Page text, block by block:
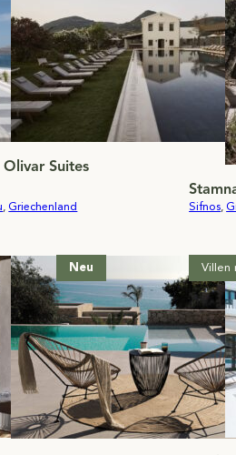
Olivar Suites
, Griechenland Sifnos,
Neu Villen